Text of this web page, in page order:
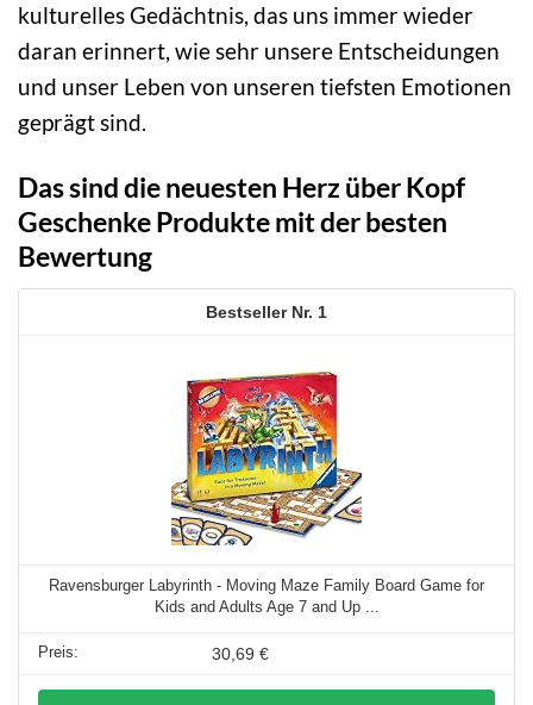
kulturelles Gedächtnis, das uns immer wieder
daran erinnert, wie sehr unsere Entscheidungen
und unser Leben von unseren tiefsten Emotionen
geprägt sind.
Das sind die neuesten Herz über Kopf
Geschenke Produkte mit der besten
Bewertung
1
Ravensburger Labyrinth - Moving Maze Family Board Game for
Kids and Adults Age 7 and Up ...
30,69 €